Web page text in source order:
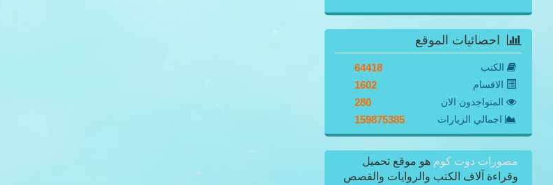
احصائيات الموقع
الكتب 64418
الاقسام 1602
المتواجدون الان 280
اجمالي الزيارات 159875385
مصورات دوت كوم هو موقع تحميل
وقراءة آلاف الكتب والروايات والقصص